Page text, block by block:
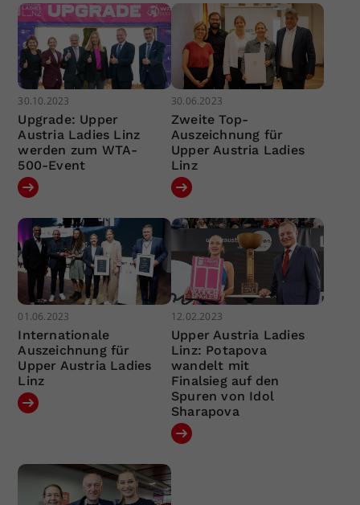
30.10.2023
Upgrade: Upper
Austria Ladies Linz
werden zum WTA-
500-Event
30.06.2023
Zweite Top-
Auszeichnung für
Upper Austria Ladies
Linz
01.06.2023
Internationale
Auszeichnung für
Upper Austria Ladies
Linz
12.02.2023
Upper Austria Ladies
Linz: Potapova
wandelt mit
Finalsieg auf den
Spuren von Idol
Sharapova